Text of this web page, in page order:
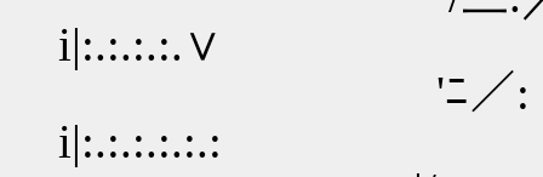
i|:.:.:.:.∨
'ﾆ／: ..
i|:.:.:.:.:.: